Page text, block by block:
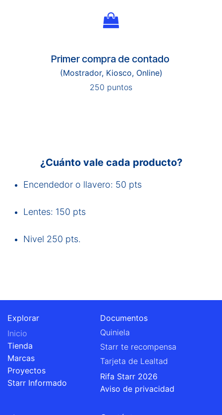
Primer compra de contado
(Mostrador, Kiosco, Online)
250 puntos
¿Cuánto vale cada producto?
Encendedor o llavero: 50 pts
Lentes: 150 pts
Nivel 250 pts.
Explorar
Inicio
Tienda
Marcas
Proyectos
Starr Informado
Documentos
Quiniela
Starr te recompensa
Tarjeta de Lealtad
Rifa Starr 2026
Aviso de privacidad